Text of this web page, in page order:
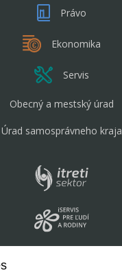
Právo
Ekonomika
Servis
Obecný a mestský úrad
Úrad samosprávneho kraja